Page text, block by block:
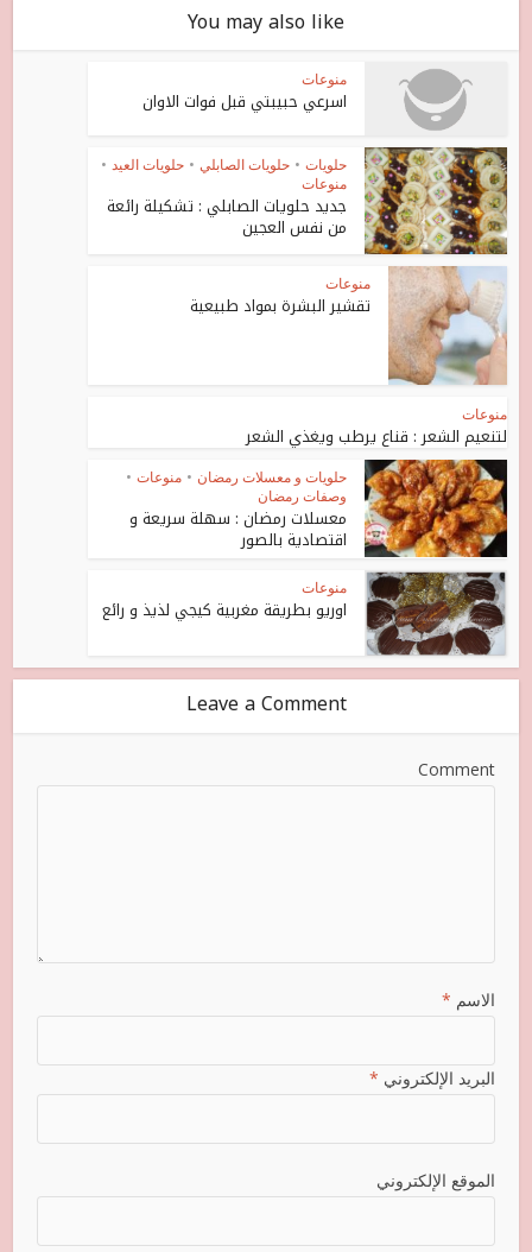
You may also like
منوعات
اسرعي حبيبتي قبل فوات الاوان
حلويات • حلويات الصابلي • حلويات العيد •
منوعات
جديد حلويات الصابلي : تشكيلة رائعة
من نفس العجين
منوعات
تقشير البشرة بمواد طبيعية
منوعات
لتنعيم الشعر : قناع يرطب ويغذي الشعر
حلويات و معسلات رمضان • منوعات •
وصفات رمضان
معسلات رمضان : سهلة سريعة و
اقتصادية بالصور
منوعات
اوريو بطريقة مغربية كيجي لذيذ و رائع
Leave a Comment
Comment
الاسم *
البريد الإلكتروني *
الموقع الإلكتروني